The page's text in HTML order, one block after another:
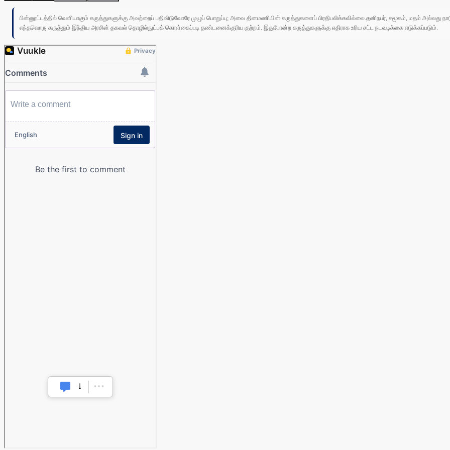
பின்னூட்டத்தில் வெளியாகும் கருத்துகளுக்கு அவற்றைப் பதிவிடுவோரே முழுப் பொறுப்பு; அவை தினமணியின் கருத்துகளைப் பிரதிபலிக்கவில்லை.தனிநபர், சமூகம், மதம் அல்லது
எந்தவொரு கருத்தும் இந்திய அரசின் தகவல் தொழில்நுட்பக் கொள்கைப்படி தண்டனைக்குரிய குற்றம். இதுபோன்ற கருத்துகளுக்கு எதிராக உரிய சட்ட நடவடிக்கை எடுக்கப்படும்.